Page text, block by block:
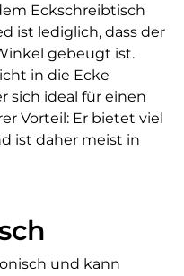
Eckschreibtisch
ist lediglich, dass der
gebeugt ist.
in die Ecke
sich ideal für einen
Vorteil: Er bietet viel
ist daher meist in
und kann